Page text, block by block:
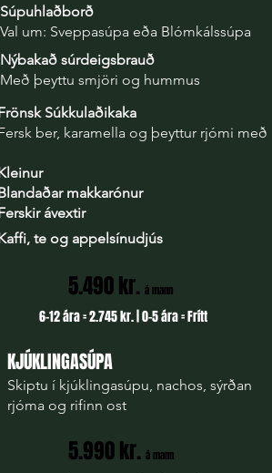
Súpuhlaðborð
Val um: Sveppasúpa eða Blómkálssúpa
Nýbakað súrdeigsbrauð
Með þeyttu smjöri og hummus
Súkkulaðikaka
ber, karamella og þeyttur rjómi með
makkarónur
ávextir
te og appelsínudjús
5.490 kr. á mann
6-12 ára = 2.745 kr. | 0-5 ára = Frítt
​KJÚKLINGASÚPA
Skiptu í kjúklingasúpu, nachos, sýrðan
rjóma og rifinn ost
5.990 kr. á mann